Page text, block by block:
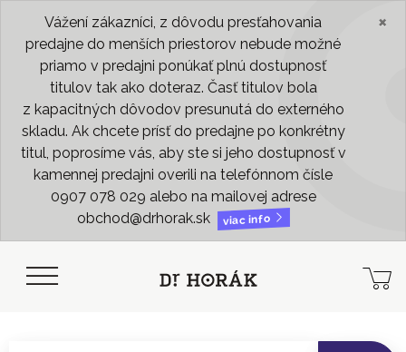
Vážení zákazníci, z dôvodu presťahovania
predajne do menších priestorov nebude možné
priamo v predajni ponúkať plnú dostupnosť
titulov tak ako doteraz. Časť titulov bola
z kapacitných dôvodov presunutá do externého
skladu. Ak chcete prísť do predajne po konkrétny
titul, poprosíme vás, aby ste si jeho dostupnosť v
kamennej predajni overili na telefónnom čísle
0907 078 029 alebo na mailovej adrese
obchod@drhorak.sk
viac info
×